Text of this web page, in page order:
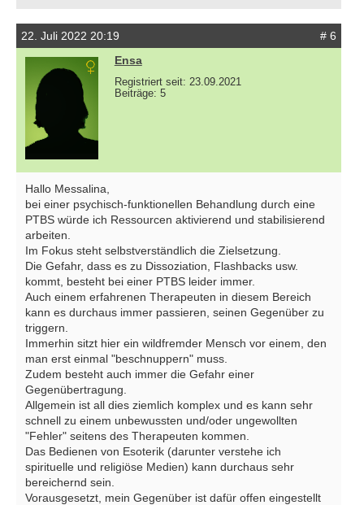
22. Juli 2022 20:19
# 6
Ensa
Registriert seit: 23.09.2021
Beiträge: 5
Hallo Messalina,
bei einer psychisch-funktionellen Behandlung durch eine
PTBS würde ich Ressourcen aktivierend und stabilisierend
arbeiten.
Im Fokus steht selbstverständlich die Zielsetzung.
Die Gefahr, dass es zu Dissoziation, Flashbacks usw.
kommt, besteht bei einer PTBS leider immer.
Auch einem erfahrenen Therapeuten in diesem Bereich
kann es durchaus immer passieren, seinen Gegenüber zu
triggern.
Immerhin sitzt hier ein wildfremder Mensch vor einem, den
man erst einmal "beschnuppern" muss.
Zudem besteht auch immer die Gefahr einer
Gegenübertragung.
Allgemein ist all dies ziemlich komplex und es kann sehr
schnell zu einem unbewussten und/oder ungewollten
"Fehler" seitens des Therapeuten kommen.
Das Bedienen von Esoterik (darunter verstehe ich
spirituelle und religiöse Medien) kann durchaus sehr
bereichernd sein.
Vorausgesetzt, mein Gegenüber ist dafür offen eingestellt